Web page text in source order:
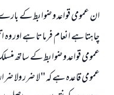
ان عمومی قواعد و ضوابط کے
چاہتا ہے انعام فرماتا ہے اور
عمومی قواعد و ضوابط کے ساتھ
عمومی قاعدہ ہے کہ " لا ضرر ولا